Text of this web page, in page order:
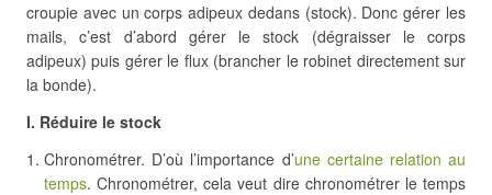
croupie avec un corps adipeux dedans (stock). Donc gérer les
mails, c’est d’abord gérer le stock (dégraisser le corps
adipeux) puis gérer le flux (brancher le robinet directement sur
la bonde).
I. Réduire le stock
Chronométrer. D’où l’importance d’une certaine relation au
temps. Chronométrer, cela veut dire chronométrer le temps